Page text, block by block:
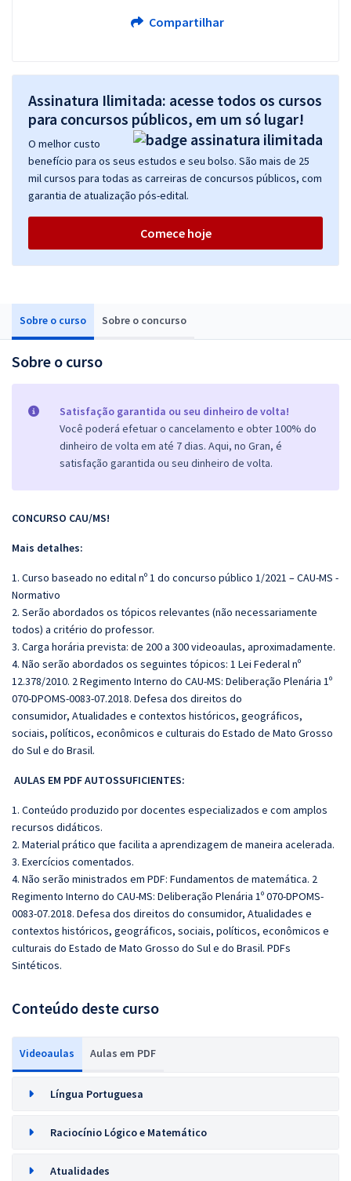
Sobre o curso Sobre o concurso
Sobre o curso
Satisfação garantida ou seu dinheiro de volta!
Você poderá efetuar o cancelamento e obter 100% do
dinheiro de volta em até 7 dias. Aqui, no Gran, é
satisfação garantida ou seu dinheiro de volta.
CONCURSO CAU/MS!
Mais detalhes:
1. Curso baseado no edital nº 1 do concurso público 1/2021 – CAU-MS -
Normativo
2. Serão abordados os tópicos relevantes (não necessariamente
todos) a critério do professor.
3. Carga horária prevista: de 200 a 300 videoaulas, aproximadamente.
4. Não serão abordados os seguintes tópicos: 1 Lei Federal nº
12.378/2010. 2 Regimento Interno do CAU-MS: Deliberação Plenária 1º
070-DPOMS-0083-07.2018. Defesa dos direitos do
consumidor, Atualidades e contextos históricos, geográficos,
sociais, políticos, econômicos e culturais do Estado de Mato Grosso
do Sul e do Brasil.
AULAS EM PDF AUTOSSUFICIENTES:
1. Conteúdo produzido por docentes especializados e com amplos
recursos didáticos.
2. Material prático que facilita a aprendizagem de maneira acelerada.
3. Exercícios comentados.
4. Não serão ministrados em PDF: Fundamentos de matemática. 2
Regimento Interno do CAU-MS: Deliberação Plenária 1º 070-DPOMS-
0083-07.2018. Defesa dos direitos do consumidor, Atualidades e
contextos históricos, geográficos, sociais, políticos, econômicos e
culturais do Estado de Mato Grosso do Sul e do Brasil. PDFs
Sintéticos.
Conteúdo deste curso
Videoaulas Aulas em PDF
Língua Portuguesa
Raciocínio Lógico e Matemático
Atualidades
Compartilhar
Assinatura Ilimitada: acesse todos os cursos
para concursos públicos, em um só lugar!
O melhor custo
benefício para os seus estudos e seu bolso. São mais de 25
mil cursos para todas as carreiras de concursos públicos, com
garantia de atualização pós-edital.
Comece hoje